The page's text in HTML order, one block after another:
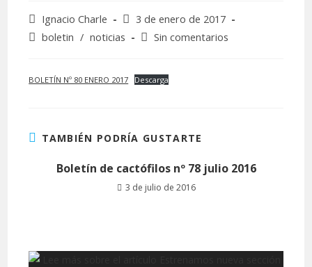
Ignacio Charle
3 de enero de 2017
boletin / noticias Sin comentarios
BOLETÍN Nº 80 ENERO 2017 Descarga
TAMBIÉN PODRÍA GUSTARTE
Boletín de cactófilos nº 78 julio 2016
3 de julio de 2016